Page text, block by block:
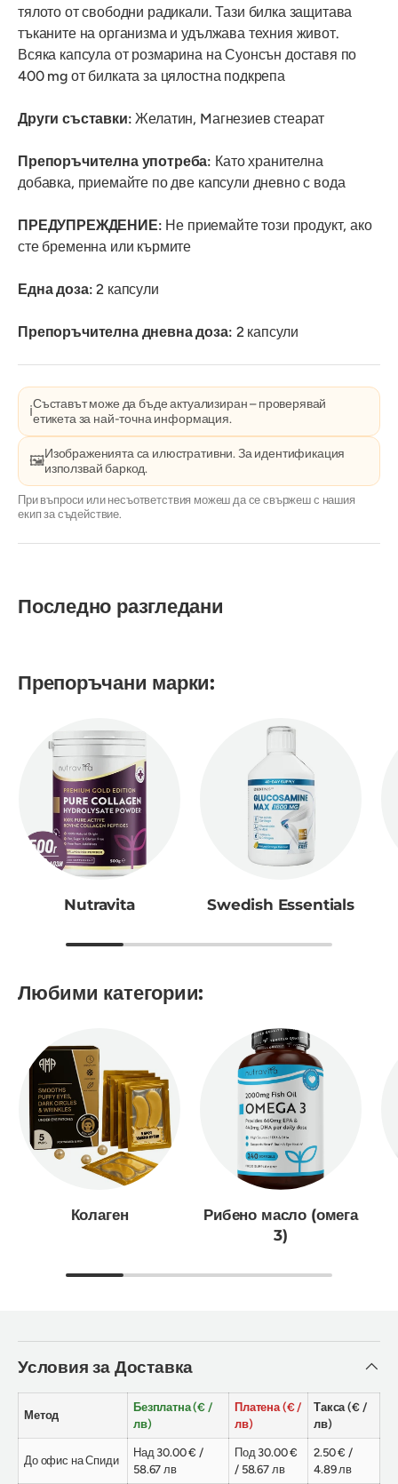
тялото от свободни радикали. Тази билка защитава
тъканите на организма и удължава техния живот.
Всяка капсула от розмарина на Суонсън доставя по
400 mg от билката за цялостна подкрепа
Други съставки: Желатин, Mагнезиев стеарат
Препоръчителна употреба: Като хранителна
добавка, приемайте по две капсули дневно с вода
ПРЕДУПРЕЖДЕНИЕ: Не приемайте този продукт, ако
сте бременна или кърмите
Една доза: 2 капсули
Препоръчителна дневна доза: 2 капсули
ℹ️Съставът може да бъде актуализиран – проверявай
етикета за най-точна информация.
🖼️Изображенията са илюстративни. За идентификация
използвай баркод.
При въпроси или несъответствия можеш да се свържеш с нашия
екип за съдействие.
Последно разгледани
Препоръчани марки:
Nutravita Swedish Essentials
Любими категории:
Колаген
Рибено масло (омега
3)
Условия за Доставка
Метод
Безплатна (€ /
лв)
Платена (€ /
лв)
Такса (€ /
лв)
До офис на Спиди
Над 30.00 € /
58.67 лв
Под 30.00 €
/ 58.67 лв
2.50 € /
4.89 лв